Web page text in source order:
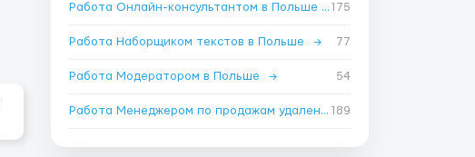
Работа Онлайн-консультантом в Польше→175
Работа Наборщиком текстов в Польше → 77
Работа Модератором в Польше → 54
Работа Менеджером по продажам удаленно в Польше 189